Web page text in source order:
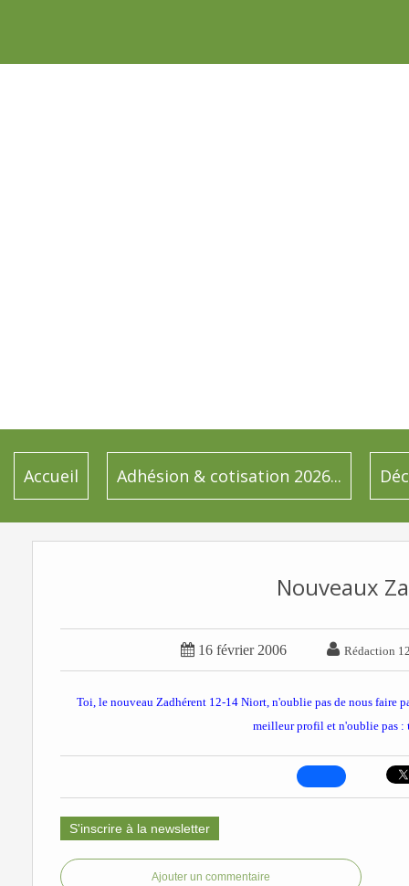
Accueil Adhésion & cotisation 2026...
Nouveaux
 16 février 2006  Rédaction
Toi, le nouveau Zadhérent 12-14 Niort, n'oublie pas de nous faire
meilleur profil et n'oublie pas :
S'inscrire à la newsletter
Ajouter un commentaire